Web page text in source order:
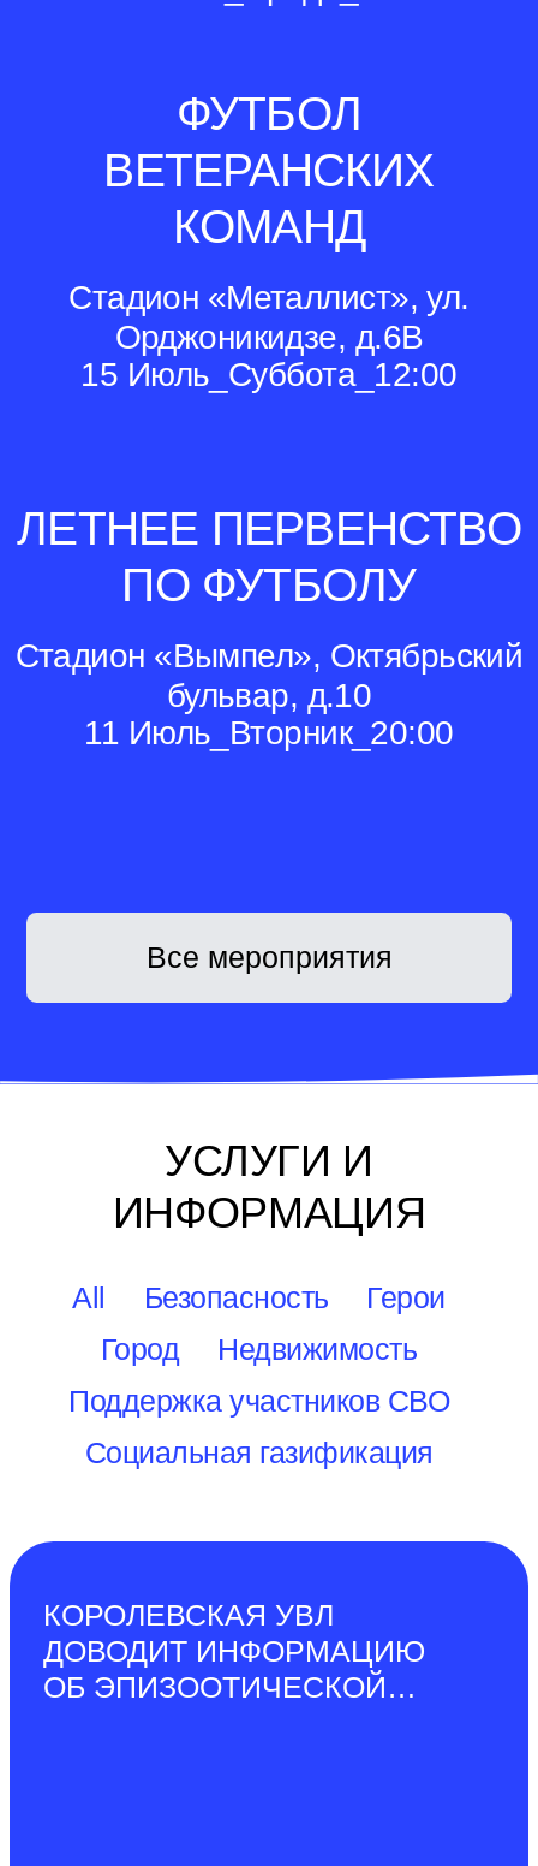
ФУТБОЛ
ВЕТЕРАНСКИХ
КОМАНД
Стадион «Металлист», ул.
Орджоникидзе, д.6В
15 Июль_Суббота_12:00
ЛЕТНЕЕ ПЕРВЕНСТВО
ПО ФУТБОЛУ
Стадион «Вымпел», Октябрьский
бульвар, д.10
11 Июль_Вторник_20:00
Все мероприятия
УСЛУГИ И
ИНФОРМАЦИЯ
All Безопасность
Герои
Город
Недвижимость
Поддержка участников СВО
Социальная газификация
КОРОЛЕВСКАЯ УВЛ
ДОВОДИТ ИНФОРМАЦИЮ
ОБ ЭПИЗООТИЧЕСКОЙ